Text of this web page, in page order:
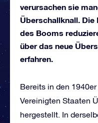
verursachen sie
Überschallknall. Die
des Booms
über das neue
erfahren.
Bereits in den
Vereinigten Staaten
hergestellt. In